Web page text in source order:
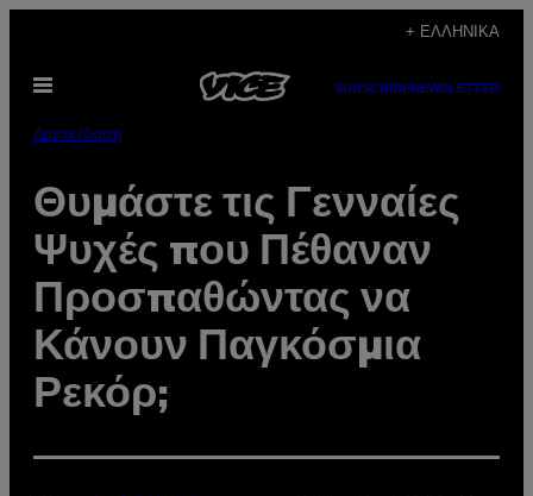
περιεχόμενο
+ ΕΛΛΗΝΙΚΆ
Ανοίξτε
SUBSCRIBENEWSLETTER
Διασκέδαση
Θυμάστε τις Γενναίες
Ψυχές που Πέθαναν
Προσπαθώντας να
Κάνουν Παγκόσμια
Ρεκόρ;